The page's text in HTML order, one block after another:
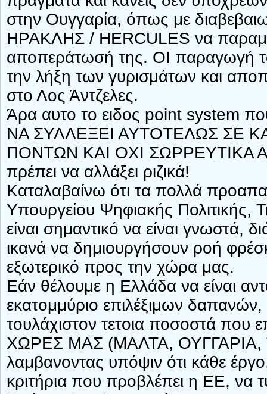
στην Ουγγαρία, όπως με
ΗΡΑΚΛΗΣ / HERCULES να
αποπεράτωσή της. ΟΙ παραγωγή
την λήξη των γυρισμάτων και
στο Λος Άντζελες.
Άρα αυτο το ειδος point system
ΝΑ ΣΥΛΛΕΞΕΙ ΑΥΤΟΤΕΛΩΣ ΣΕ
ΠΟΝΤΩΝ ΚΑΙ ΟΧΙ ΣΩΡΡΕΥΤΙΚΑ
πρέπει να αλλάξει ριζικά!
Καταλαβαίνω ότι τα πολλά
Υπουργείου Ψηφιακής Πολιτικής,
είναι σημαντικό να είναι γνωστά,
ικανά να δημιουργήσουν ροή
εξωτερικό προς την χώρα μας.
Εάν θέλουμε η Ελλάδα να είναι
εκατομμύριο επιλέξιμων
τουλάχιστον τετοια ποσοστά
ΧΩΡΕΣ ΜΑΣ (ΜΑΛΤΑ, ΟΥΓΓΑΡΙΑ,
λαμβανοντας υπόψιν ότι κάθε
κριτήρια που προβλέπει η ΕΕ, να